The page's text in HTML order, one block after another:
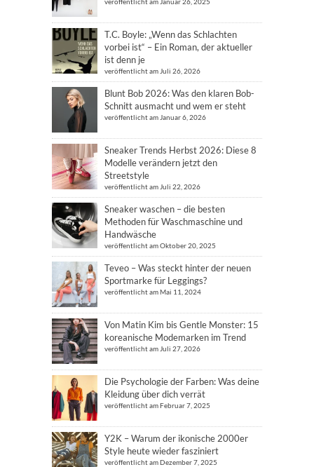
T.C. Boyle: „Wenn das Schlachten
vorbei ist“ – Ein Roman, der aktueller
ist denn je
veröffentlicht am Juli 26, 2026
Blunt Bob 2026: Was den klaren Bob-
Schnitt ausmacht und wem er steht
veröffentlicht am Januar 6, 2026
Sneaker Trends Herbst 2026: Diese 8
Modelle verändern jetzt den
Streetstyle
veröffentlicht am Juli 22, 2026
Sneaker waschen – die besten
Methoden für Waschmaschine und
Handwäsche
veröffentlicht am Oktober 20, 2025
Teveo – Was steckt hinter der neuen
Sportmarke für Leggings?
veröffentlicht am Mai 11, 2024
Von Matin Kim bis Gentle Monster: 15
koreanische Modemarken im Trend
veröffentlicht am Juli 27, 2026
Die Psychologie der Farben: Was deine
Kleidung über dich verrät
veröffentlicht am Februar 7, 2025
Y2K – Warum der ikonische 2000er
Style heute wieder fasziniert
veröffentlicht am Dezember 7, 2025